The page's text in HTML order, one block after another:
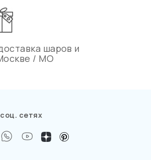
шаров и
/ МО
сетях